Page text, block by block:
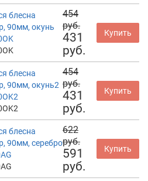
блесна
90мм, окунь
454
руб.
431
руб.
Купить
блесна
90мм, окунь2
454
руб.
431
руб.
Купить
блесна
90мм, серебро
622
руб.
591
руб.
Купить